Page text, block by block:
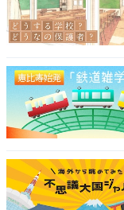
「定山渓温泉
は？
「定山渓温泉 定
うな口コミが寄